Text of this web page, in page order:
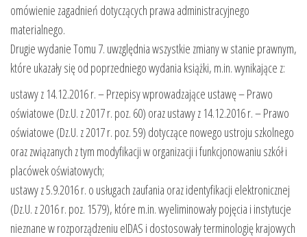
omówienie zagadnień dotyczących prawa administracyjnego
materialnego.
Drugie wydanie Tomu 7. uwzględnia wszystkie zmiany w stanie prawnym,
które ukazały się od poprzedniego wydania książki, m.in. wynikające z:
ustawy z 14.12.2016 r. – Przepisy wprowadzające ustawę – Prawo
oświatowe (Dz.U. z 2017 r. poz. 60) oraz ustawy z 14.12.2016 r. – Prawo
oświatowe (Dz.U. z 2017 r. poz. 59) dotyczące nowego ustroju szkolnego
oraz związanych z tym modyfikacji w organizacji i funkcjonowaniu szkół i
placówek oświatowych;
ustawy z 5.9.2016 r. o usługach zaufania oraz identyfikacji elektronicznej
(Dz.U. z 2016 r. poz. 1579), które m.in. wyeliminowały pojęcia i instytucje
nieznane w rozporządzeniu eIDAS i dostosowały terminologię krajowych